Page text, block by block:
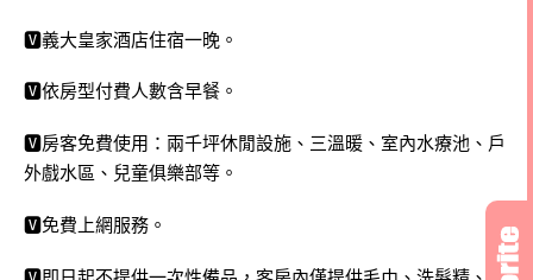
🆅義大皇家酒店住宿一晚。
🆅依房型付費人數含早餐。
🆅房客免費使用：兩千坪休閒設施、三溫暖、室內水療池、戶
外戲水區、兒童俱樂部等。
🆅免費上網服務。